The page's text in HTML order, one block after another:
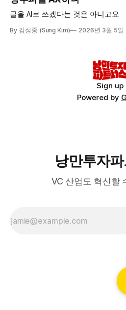
글을 AI로 쓰겠다는 것은 아니고요
By 김성중 (Sung Kim) 2026년 3월 5일
Sign up
Powered by
낭만투자
VC 산업도 혁신할